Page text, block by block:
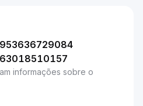
informações sobre o